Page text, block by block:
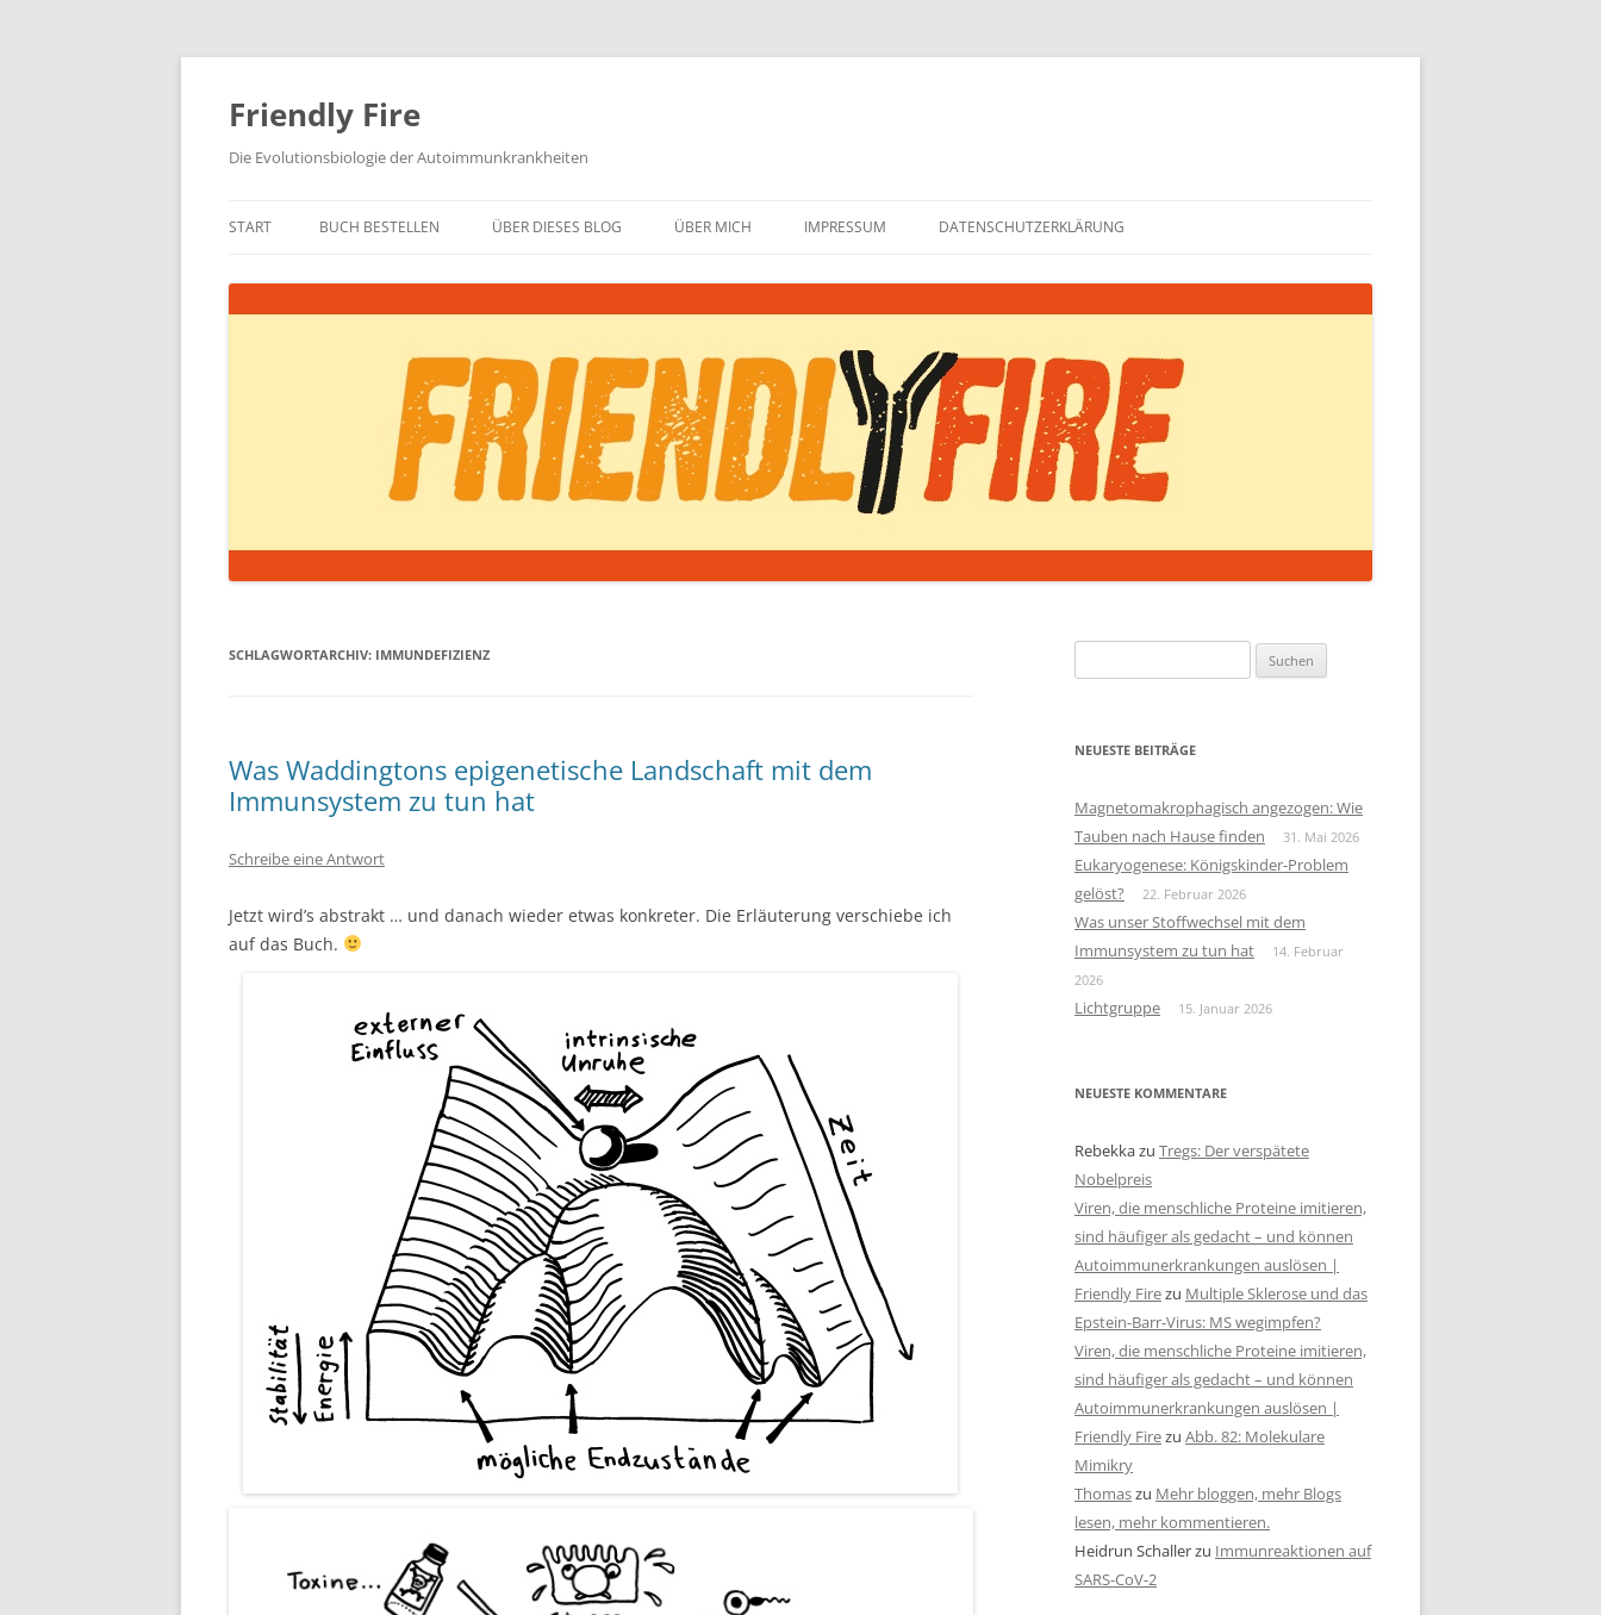
Zum
springen
Friendly Fire
Die Evolutionsbiologie der Autoimmunkrankheiten
START BUCH BESTELLEN ÜBER DIESES BLOG ÜBER MICH IMPRESSUM DATENSCHUTZERKLÄRUNG
SCHLAGWORTARCHIV: IMMUNDEFIZIENZ
Was Waddingtons epigenetische Landschaft mit dem
Immunsystem zu tun hat
Schreibe eine Antwort
Jetzt wird’s abstrakt … und danach wieder etwas konkreter. Die Erläuterung verschiebe ich
auf das Buch.
nach:
NEUESTE BEITRÄGE
Magnetomakrophagisch angezogen: Wie
Tauben nach Hause finden
31. Mai 2026
Eukaryogenese: Königskinder-Problem
gelöst?
22. Februar 2026
Was unser Stoffwechsel mit dem
Immunsystem zu tun hat
14. Februar
2026
Lichtgruppe 15. Januar 2026
NEUESTE KOMMENTARE
Rebekkazu Tregs: Der verspätete
Nobelpreis
Viren, die menschliche Proteine imitieren,
sind häufiger als gedacht – und können
Autoimmunerkrankungen auslösen |
Friendly Firezu Multiple Sklerose und das
Epstein-Barr-Virus: MS wegimpfen?
Viren, die menschliche Proteine imitieren,
sind häufiger als gedacht – und können
Autoimmunerkrankungen auslösen |
Friendly Firezu Abb. 82: Molekulare
Mimikry
Thomaszu Mehr bloggen, mehr Blogs
lesen, mehr kommentieren.
Heidrun Schallerzu Immunreaktionen auf
SARS-CoV-2